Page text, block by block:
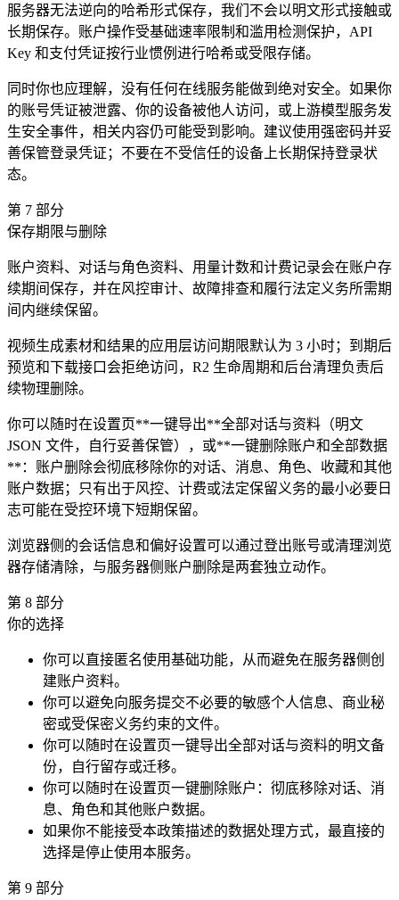
服务器无法逆向的哈希形式保存，我们不会以明文形式接触或
长期保存。账户操作受基础速率限制和滥用检测保护，API
Key 和支付凭证按行业惯例进行哈希或受限存储。
同时你也应理解，没有任何在线服务能做到绝对安全。如果你
的账号凭证被泄露、你的设备被他人访问，或上游模型服务发
生安全事件，相关内容仍可能受到影响。建议使用强密码并妥
善保管登录凭证；不要在不受信任的设备上长期保持登录状
态。
第 7 部分
保存期限与删除
账户资料、对话与角色资料、用量计数和计费记录会在账户存
续期间保存，并在风控审计、故障排查和履行法定义务所需期
间内继续保留。
视频生成素材和结果的应用层访问期限默认为 3 小时；到期后
预览和下载接口会拒绝访问，R2 生命周期和后台清理负责后
续物理删除。
你可以随时在设置页**一键导出**全部对话与资料（明文
JSON 文件，自行妥善保管），或**一键删除账户和全部数据
**：账户删除会彻底移除你的对话、消息、角色、收藏和其他
账户数据；只有出于风控、计费或法定保留义务的最小必要日
志可能在受控环境下短期保留。
浏览器侧的会话信息和偏好设置可以通过登出账号或清理浏览
器存储清除，与服务器侧账户删除是两套独立动作。
第 8 部分
你的选择
你可以直接匿名使用基础功能，从而避免在服务器侧创
建账户资料。
你可以避免向服务提交不必要的敏感个人信息、商业秘
密或受保密义务约束的文件。
你可以随时在设置页一键导出全部对话与资料的明文备
份，自行留存或迁移。
你可以随时在设置页一键删除账户：彻底移除对话、消
息、角色和其他账户数据。
如果你不能接受本政策描述的数据处理方式，最直接的
选择是停止使用本服务。
第 9 部分